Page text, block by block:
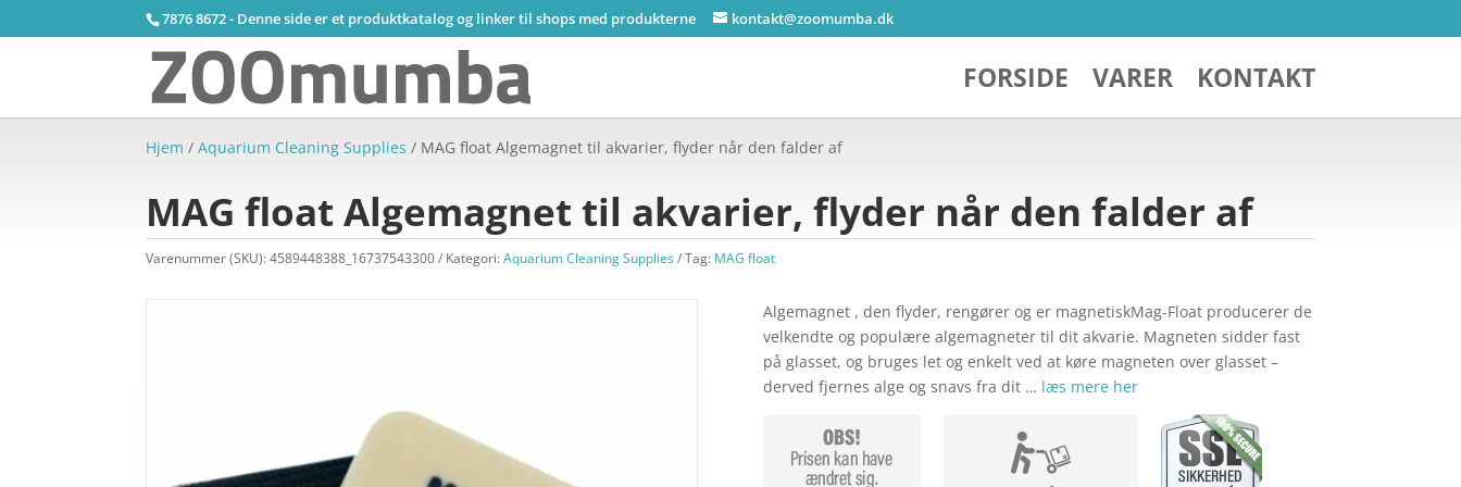
7876 8672 - Denne side er et produktkatalog og linker til shops med produkterne kontakt@zoomumba.dk
FORSIDE VARER KONTAKT
Hjem /Aquarium Cleaning Supplies / MAG float Algemagnet til akvarier, flyder når den falder af
MAG float Algemagnet til akvarier, flyder når den falder af
Varenummer (SKU):4589448388_16737543300 Kategori:Aquarium Cleaning Supplies Tag: MAG float
Algemagnet , den flyder, rengører og er magnetiskMag-Float producerer de
velkendte og populære algemagneter til dit akvarie. Magneten sidder fast
på glasset, og bruges let og enkelt ved at køre magneten over glasset –
derved fjernes alge og snavs fra dit … læs mere her